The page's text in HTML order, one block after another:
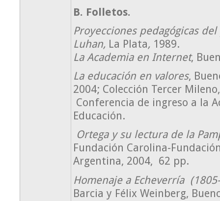
B. Folletos.
Proyecciones pedagógicas
Luhan, La Plata, 1989.
La Academia en Internet,
La educación en valores,
2004; Colección Tercer
Conferencia de ingreso a la
Educación.
Ortega y su lectura de la
Fundación Carolina-
Argentina, 2004, 62 pp.
Homenaje a Echeverría
Barcia y Félix Weinberg,